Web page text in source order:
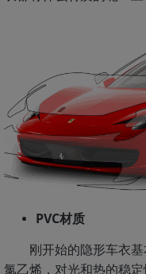
PVC材质
刚开始的隐形车衣
氯乙烯，对光和热的稳